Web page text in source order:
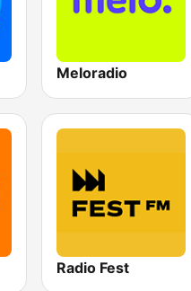
Meloradio
Radio Fest